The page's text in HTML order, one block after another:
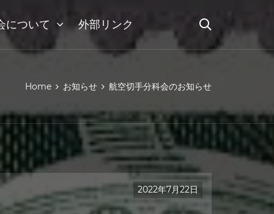
について 外部リンク
Home お知らせ 航空切手分科会のお知らせ
2022年7月22日